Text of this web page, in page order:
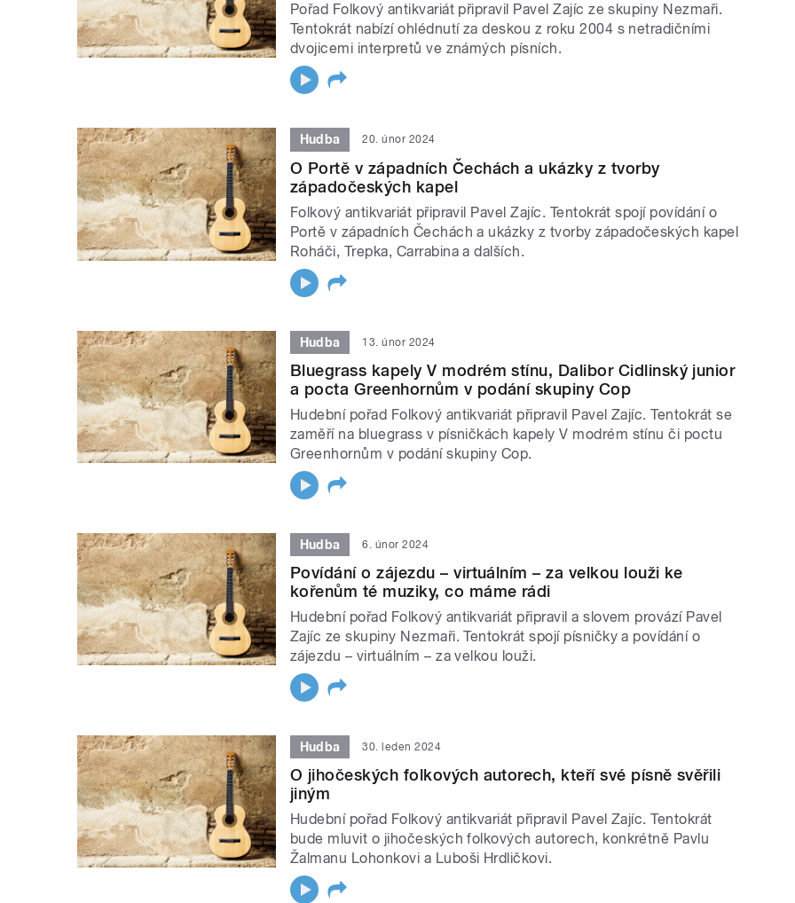
Pořad Folkový antikvariát připravil Pavel Zajíc ze skupiny Nezmaři.
Tentokrát nabízí ohlédnutí za deskou z roku 2004 s netradičními
dvojicemi interpretů ve známých písních.
Hudba 20. únor 2024
O Portě v západních Čechách a ukázky z tvorby
západočeských kapel
Folkový antikvariát připravil Pavel Zajíc. Tentokrát spojí povídání o
Portě v západních Čechách a ukázky z tvorby západočeských kapel
Roháči, Trepka, Carrabina a dalších.
Hudba 13. únor 2024
Bluegrass kapely V modrém stínu, Dalibor Cidlinský junior
a pocta Greenhornům v podání skupiny Cop
Hudební pořad Folkový antikvariát připravil Pavel Zajíc. Tentokrát se
zaměří na bluegrass v písničkách kapely V modrém stínu či poctu
Greenhornům v podání skupiny Cop.
Hudba 6. únor 2024
Povídání o zájezdu – virtuálním – za velkou louži ke
kořenům té muziky, co máme rádi
Hudební pořad Folkový antikvariát připravil a slovem provází Pavel
Zajíc ze skupiny Nezmaři. Tentokrát spojí písničky a povídání o
zájezdu – virtuálním – za velkou louži.
Hudba 30. leden 2024
O jihočeských folkových autorech, kteří své písně svěřili
jiným
Hudební pořad Folkový antikvariát připravil Pavel Zajíc. Tentokrát
bude mluvit o jihočeských folkových autorech, konkrétně Pavlu
Žalmanu Lohonkovi a Luboši Hrdličkovi.